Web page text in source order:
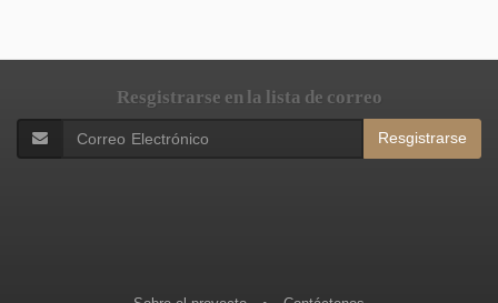
Resgistrarse en la lista de correo
Resgistrarse